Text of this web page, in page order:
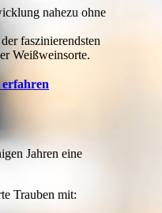
nahezu ohne
faszinierendsten
Weißweinsorte.
Jahren eine
Trauben mit: